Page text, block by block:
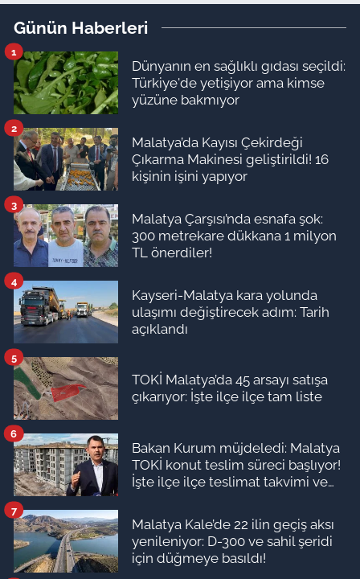
Günün Haberleri
Dünyanın en sağlıklı gıdası seçildi:
Türkiye'de yetişiyor ama kimse
yüzüne bakmıyor
1
Malatya’da Kayısı Çekirdeği
Çıkarma Makinesi geliştirildi! 16
kişinin işini yapıyor
2
Malatya Çarşısı’nda esnafa şok:
300 metrekare dükkana 1 milyon
TL önerdiler!
3
Kayseri-Malatya kara yolunda
ulaşımı değiştirecek adım: Tarih
açıklandı
4
TOKİ Malatya’da 45 arsayı satışa
çıkarıyor: İşte ilçe ilçe tam liste
5
Bakan Kurum müjdeledi: Malatya
TOKİ konut teslim süreci başlıyor!
İşte ilçe ilçe teslimat takvimi ve
6
Malatya Kale’de 22 ilin geçiş aksı
yenileniyor: D-300 ve sahil şeridi
için düğmeye basıldı!
7